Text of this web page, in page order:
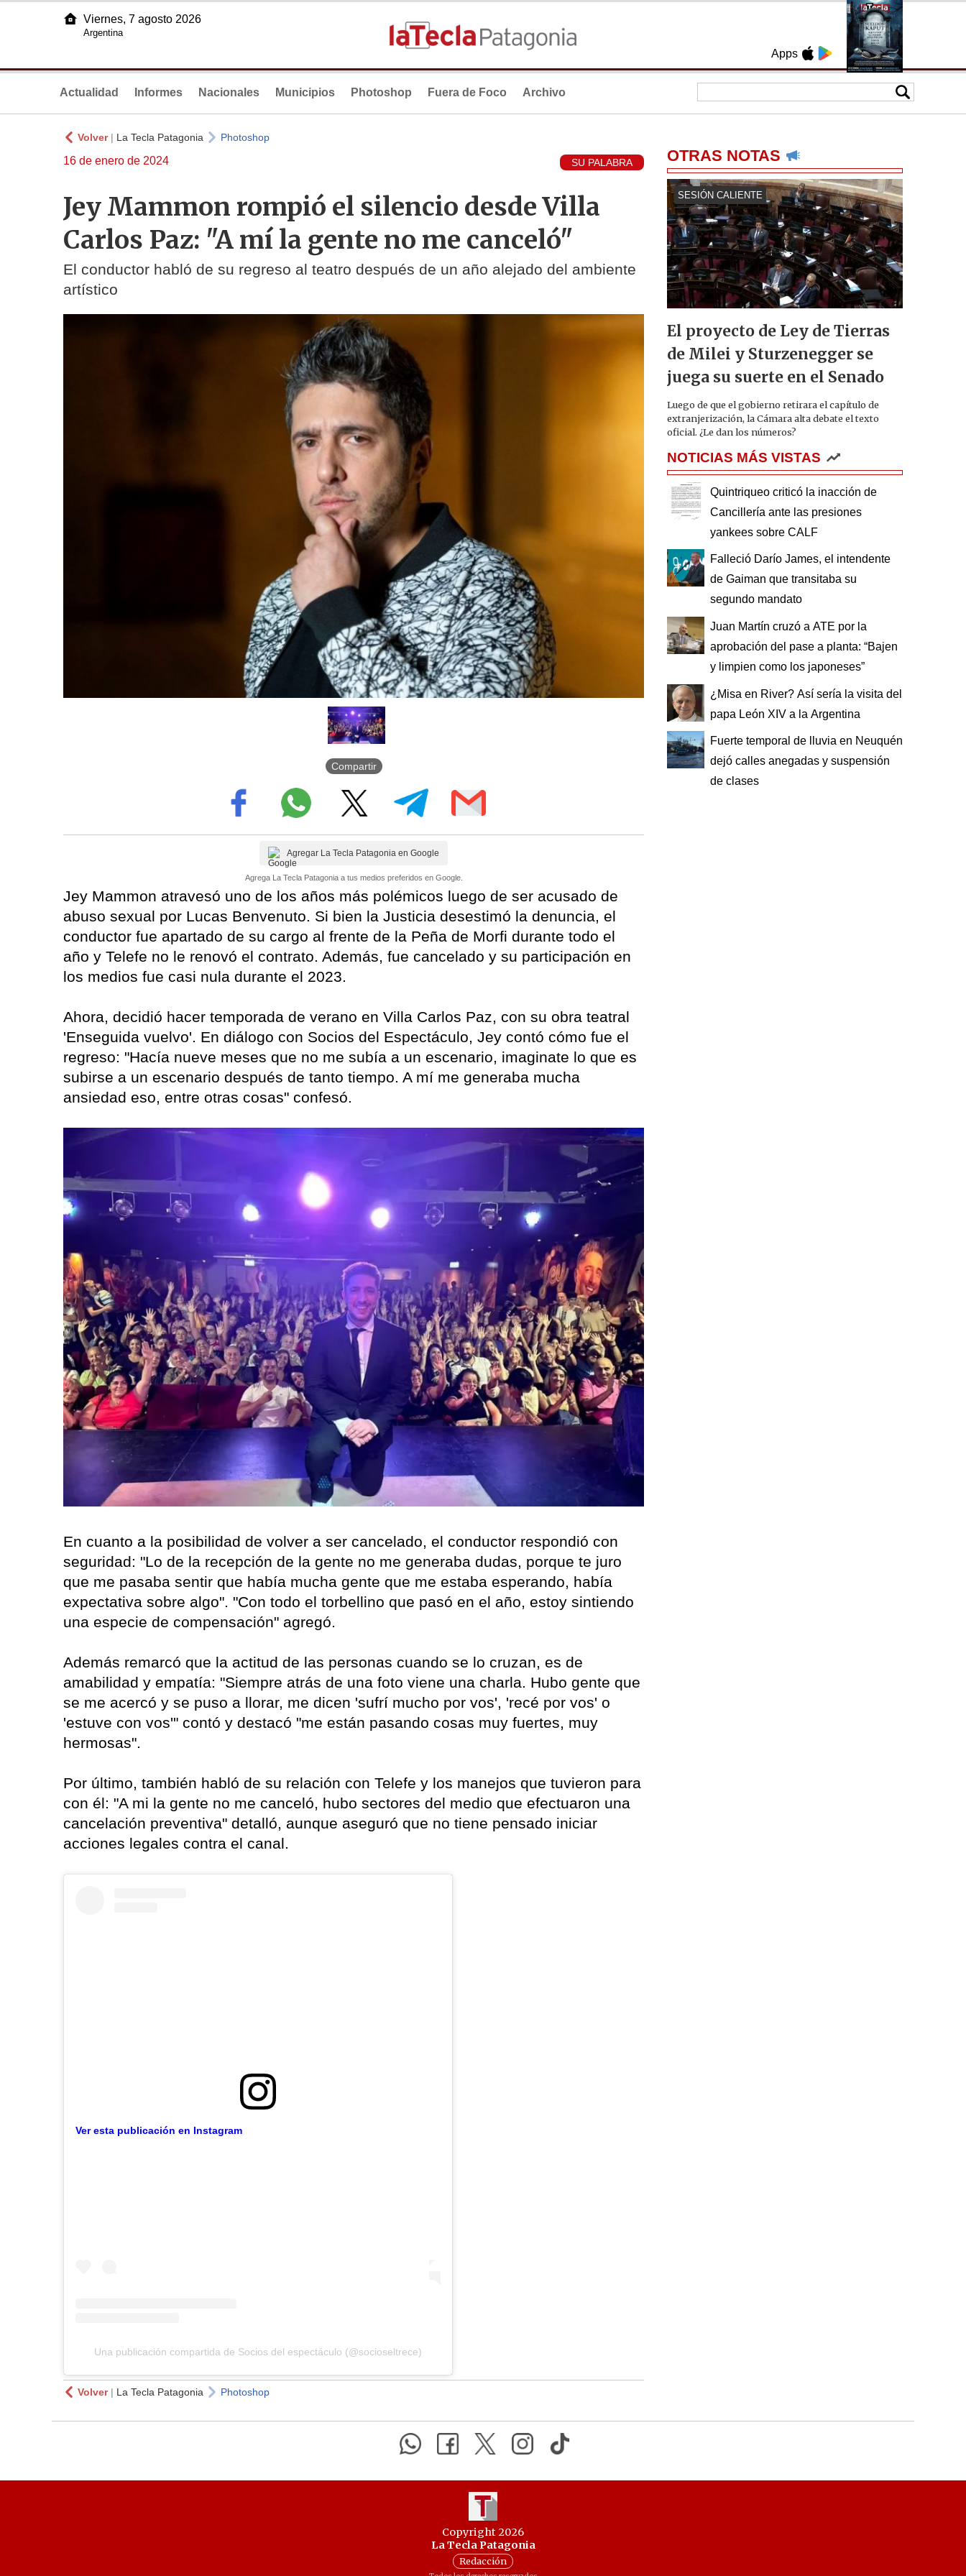
Apps
Viernes, 7 agosto 2026
Argentina
Actualidad Informes Nacionales Municipios Photoshop Fuera de Foco Archivo
Volver| La Tecla Patagonia Photoshop
16 de enero de 2024 SU PALABRA
Jey Mammon rompió el silencio desde Villa
Carlos Paz: "A mí la gente no me canceló"
El conductor habló de su regreso al teatro después de un año alejado del ambiente
artístico
Compartir
Agregar La Tecla Patagonia en Google
Agrega La Tecla Patagonia a tus medios preferidos en Google.
Jey Mammon atravesó uno de los años más polémicos luego de ser acusado de
abuso sexual por Lucas Benvenuto. Si bien la Justicia desestimó la denuncia, el
conductor fue apartado de su cargo al frente de la Peña de Morfi durante todo el
año y Telefe no le renovó el contrato. Además, fue cancelado y su participación en
los medios fue casi nula durante el 2023.
Ahora, decidió hacer temporada de verano en Villa Carlos Paz, con su obra teatral
'Enseguida vuelvo'. En diálogo con Socios del Espectáculo, Jey contó cómo fue el
regreso: "Hacía nueve meses que no me subía a un escenario, imaginate lo que es
subirse a un escenario después de tanto tiempo. A mí me generaba mucha
ansiedad eso, entre otras cosas" confesó.
En cuanto a la posibilidad de volver a ser cancelado, el conductor respondió con
seguridad: "Lo de la recepción de la gente no me generaba dudas, porque te juro
que me pasaba sentir que había mucha gente que me estaba esperando, había
expectativa sobre algo". "Con todo el torbellino que pasó en el año, estoy sintiendo
una especie de compensación" agregó.
Además remarcó que la actitud de las personas cuando se lo cruzan, es de
amabilidad y empatía: "Siempre atrás de una foto viene una charla. Hubo gente que
se me acercó y se puso a llorar, me dicen 'sufrí mucho por vos', 'recé por vos' o
'estuve con vos'" contó y destacó "me están pasando cosas muy fuertes, muy
hermosas".
Por último, también habló de su relación con Telefe y los manejos que tuvieron para
con él: "A mi la gente no me canceló, hubo sectores del medio que efectuaron una
cancelación preventiva" detalló, aunque aseguró que no tiene pensado iniciar
acciones legales contra el canal.
Ver esta publicación en Instagram
Una publicación compartida de Socios del espectáculo (@socioseltrece)
Volver| La Tecla Patagonia Photoshop
OTRAS NOTAS
SESIÓN CALIENTE
El proyecto de Ley de Tierras
de Milei y Sturzenegger se
juega su suerte en el Senado
Luego de que el gobierno retirara el capítulo de
extranjerización, la Cámara alta debate el texto
oficial. ¿Le dan los números?
NOTICIAS MÁS VISTAS
Quintriqueo criticó la inacción de
Cancillería ante las presiones
yankees sobre CALF
Falleció Darío James, el intendente
de Gaiman que transitaba su
segundo mandato
Juan Martín cruzó a ATE por la
aprobación del pase a planta: “Bajen
y limpien como los japoneses”
¿Misa en River? Así sería la visita del
papa León XIV a la Argentina
Fuerte temporal de lluvia en Neuquén
dejó calles anegadas y suspensión
de clases
Copyright 2026
La Tecla Patagonia
Redacción